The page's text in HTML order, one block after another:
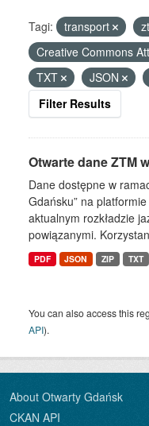
Tagi: transport
Creative Commons
TXT
JSON
Filter Results
Otwarte dane ZTM
Dane dostępne w
Gdańsku” na
aktualnym rozkładzie
powiązanymi.
PDF JSON ZIP TXT
You can also access this
API).
About Otwarty Gdańsk
CKAN API